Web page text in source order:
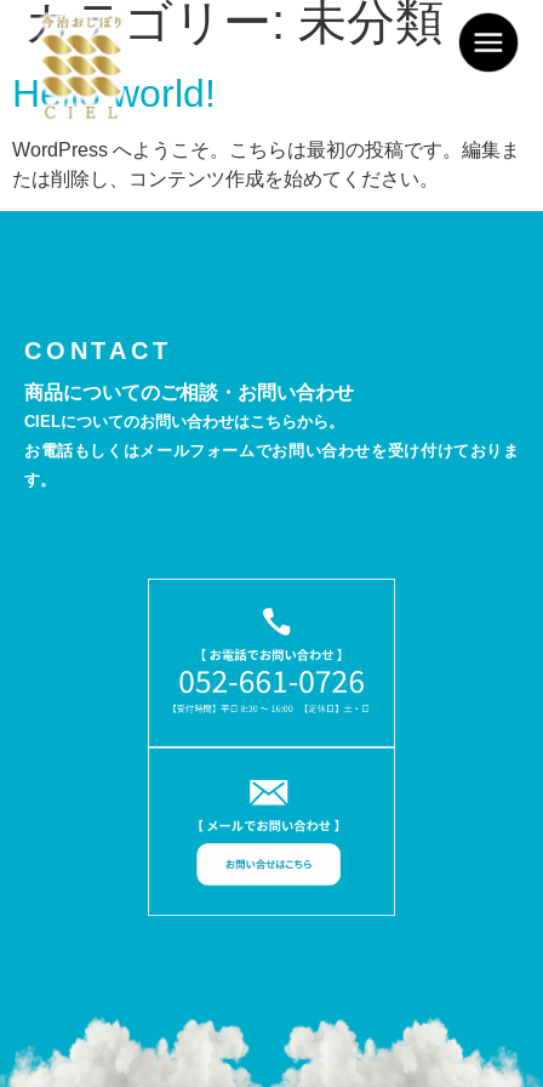
カテゴリー: 未分類
Hello world!
WordPress へようこそ。こちらは最初の投稿です。編集ま
たは削除し、コンテンツ作成を始めてください。
CONTACT
商品についてのご相談・お問い合わせ
CIELについてのお問い合わせはこちらから。
お電話もしくはメールフォームでお問い合わせを受け付けておりま
す。